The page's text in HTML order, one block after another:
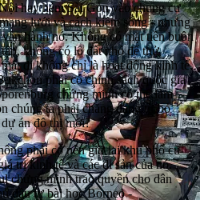
hay hẻm Sài Gòn vào chung cư
lưới và cách kiếm sống - nhưng
hành nó. Không có mặt tiền buôn
không có lô đất nhỏ để thử
đi không chỉ là hoạt động kinh tế,
phải có chính sách quốc gia
chứng minh có thể làm
chúng ta phải chăng đang từ bỏ
án đô thị mới?
phải có nên giữ lại khu phố cũ
trị kinh tế và các di sản của nó.
chứng minh trao quyền cho dân
đầu tư bài học Borneo -